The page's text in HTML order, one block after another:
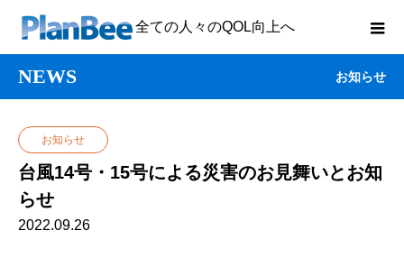
全ての人々のQOL向上へ
NEWS お知らせ
お知らせ
台風14号・15号による災害のお見舞いとお知
らせ
2022.09.26